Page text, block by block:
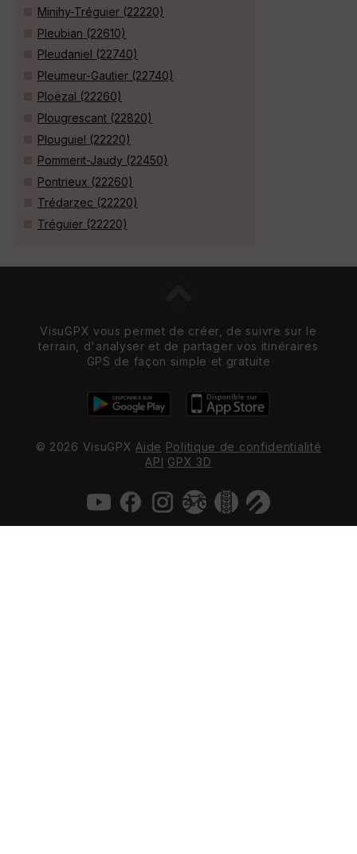
Minihy-Tréguier (22220)
Pleubian (22610)
Pleudaniel (22740)
Pleumeur-Gautier (22740)
Ploëzal (22260)
Plougrescant (22820)
Plouguiel (22220)
Pommerit-Jaudy (22450)
Pontrieux (22260)
Trédarzec (22220)
Tréguier (22220)
VisuGPX vous permet de créer, de suivre sur le
terrain, d'analyser et de partager vos itinéraires
GPS de façon simple et gratuite
© 2026 VisuGPX Aide Politique de confidentialité
API GPX 3D